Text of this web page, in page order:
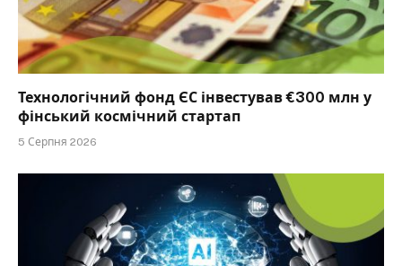
Технологічний фонд ЄС інвестував €300 млн у
фінський космічний стартап
5 Серпня 2026